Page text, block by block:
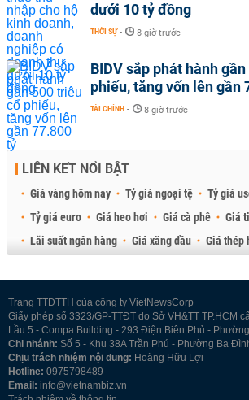
dưới 10 tỷ đồng
THỜI SỰ - 8 giờ trước
BIDV sắp phát hành
phiếu, tăng vốn lên gần
TÀI CHÍNH - 8 giờ trước
LIÊN KẾT NỔI BẬT
Giá vàng hôm nay Tỷ giá ngoại tệ Tỷ giá
Tỷ giá euro
Giá heo hơi Giá cà phê
Giá
Lãi suất ngân hàng
Giá xăng dầu
Giá thép
Trang TTĐTTH của công ty VietNewsCorp
Giấy phép số 3323/GP-TTĐT do Sở VH&TT TP.HCM
Lầu 5 - Compa Building - 293 Điện Biên Phủ -
Chi nhánh: Số 5 - Khu 38A Trần Phú - Phường Ba
Chịu trách nhiệm nội dung: Hoàng Hữu Lợi
Hotline: 0975798489
Email: info@vietnambiz.vn